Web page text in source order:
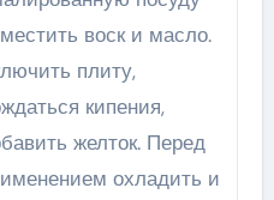
воск и масло.
плиту,
кипения,
желток. Перед
охладить и